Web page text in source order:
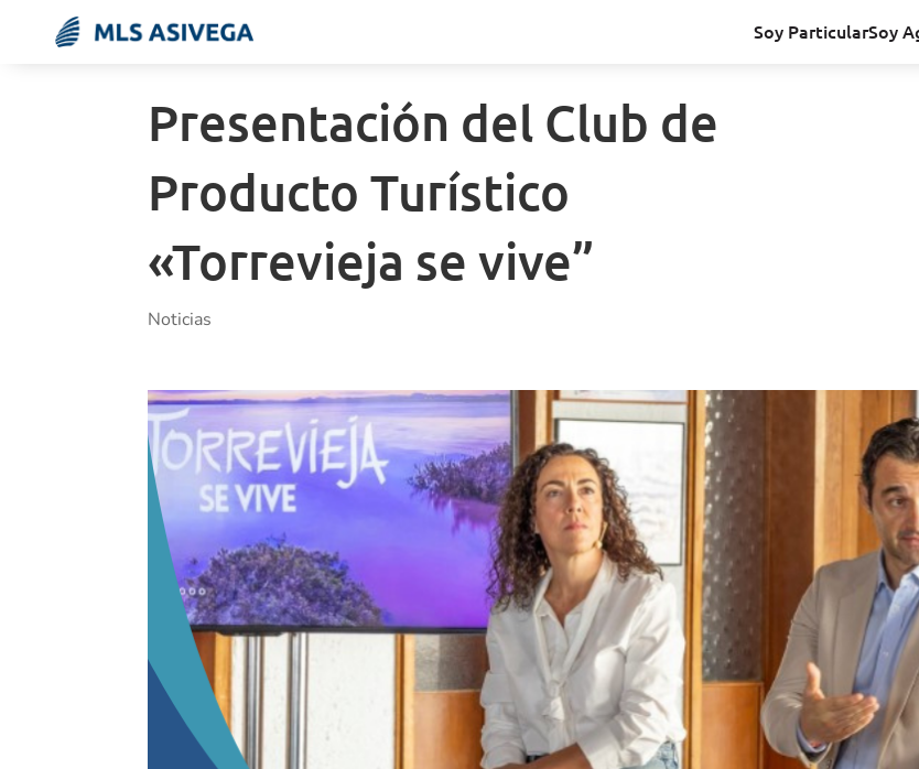
Soy ParticularSoy
Presentación del Club de
Producto Turístico
«Torrevieja se vive”
Noticias